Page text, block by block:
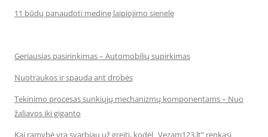
11 būdų panaudoti medinę laipiojimo sienelę
Geriausias pasirinkimas – Automobilių supirkimas
Nuotraukos ir spauda ant drobės
Tekinimo procesas sunkiųjų mechanizmų komponentams – Nuo
žaliavos iki giganto
Kai ramybė yra svarbiau už greitį, kodėl „Vezam123.lt“ renkasi